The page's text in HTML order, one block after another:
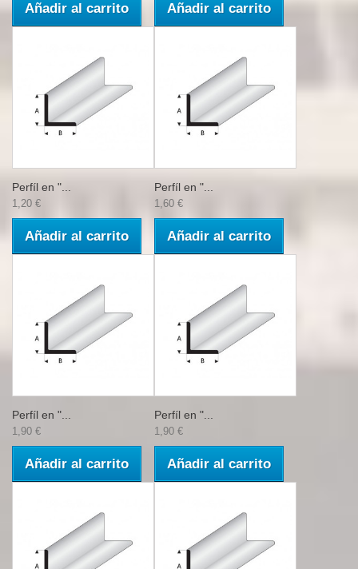
Añadir al carrito Añadir al carrito
Perfíl en "...
1,20 €
Añadir al carrito
Perfíl en "...
1,60 €
Añadir al carrito
Perfíl en "...
1,90 €
Añadir al carrito
Perfíl en "...
1,90 €
Añadir al carrito